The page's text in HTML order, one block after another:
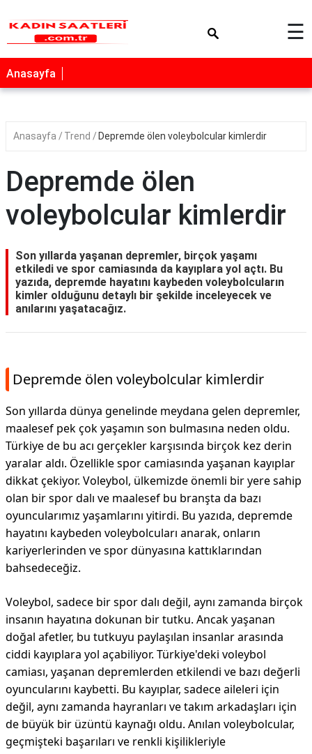
☰
Anasayfa
Anasayfa Trend Depremde ölen voleybolcular kimlerdir
Depremde ölen
voleybolcular kimlerdir
Son yıllarda yaşanan depremler, birçok yaşamı
etkiledi ve spor camiasında da kayıplara yol açtı. Bu
yazıda, depremde hayatını kaybeden voleybolcuların
kimler olduğunu detaylı bir şekilde inceleyecek ve
anılarını yaşatacağız.
Depremde ölen voleybolcular kimlerdir
Son yıllarda dünya genelinde meydana gelen depremler,
maalesef pek çok yaşamın son bulmasına neden oldu.
Türkiye de bu acı gerçekler karşısında birçok kez derin
yaralar aldı. Özellikle spor camiasında yaşanan kayıplar
dikkat çekiyor. Voleybol, ülkemizde önemli bir yere sahip
olan bir spor dalı ve maalesef bu branşta da bazı
oyuncularımız yaşamlarını yitirdi. Bu yazıda, depremde
hayatını kaybeden voleybolcuları anarak, onların
kariyerlerinden ve spor dünyasına kattıklarından
bahsedeceğiz.
Voleybol, sadece bir spor dalı değil, aynı zamanda birçok
insanın hayatına dokunan bir tutku. Ancak yaşanan
doğal afetler, bu tutkuyu paylaşılan insanlar arasında
ciddi kayıplara yol açabiliyor. Türkiye'deki voleybol
camiası, yaşanan depremlerden etkilendi ve bazı değerli
oyuncularını kaybetti. Bu kayıplar, sadece aileleri için
değil, aynı zamanda hayranları ve takım arkadaşları için
de büyük bir üzüntü kaynağı oldu. Anılan voleybolcular,
geçmişteki başarıları ve renkli kişilikleriyle